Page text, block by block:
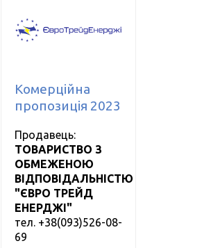
Комерційна
пропозиція 2023
Продавець:
ТОВАРИСТВО З
ОБМЕЖЕНОЮ
ВІДПОВІДАЛЬНІСТЮ
"ЄВРО ТРЕЙД
ЕНЕРДЖІ"
тел. +38(093)526-08-
69